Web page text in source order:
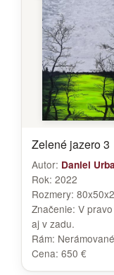
Zelené jazero 3
Autor: Daniel
Rok: 2022
Rozmery:
Značenie: V
aj v zadu.
Rám:
Cena: 650 €